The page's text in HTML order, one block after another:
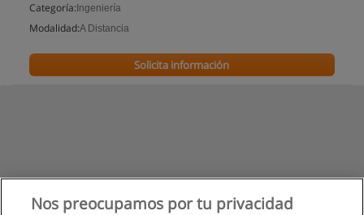
Categoría: Ingeniería
Modalidad:A Distancia
Solicita información
Nos preocupamos por tu privacidad